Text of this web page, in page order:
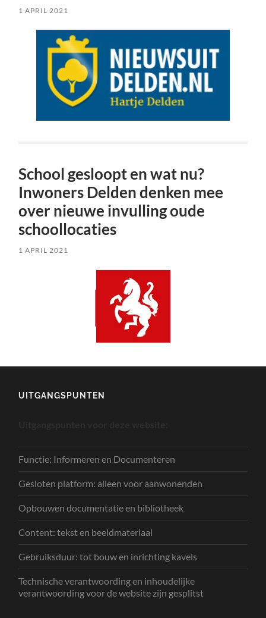
1 APRIL 2021
School gesloopt en wat nu?
Inwoners Delden denken mee
over nieuwe invulling oude
schoollocaties
1 APRIL 2021
UITGANGSPUNTEN
Functie: Informeren en Documenteren
Gesloten platform: alleen voor aanwonenden
Opbouwen documentatie en bibliotheek
Content: tekst en beeldmateriaal
Gebruiksduur: tot bouw en inrichting kavels
Technische verantwoording en inhoudelijke
verantwoording voor de website zijn gesplitst